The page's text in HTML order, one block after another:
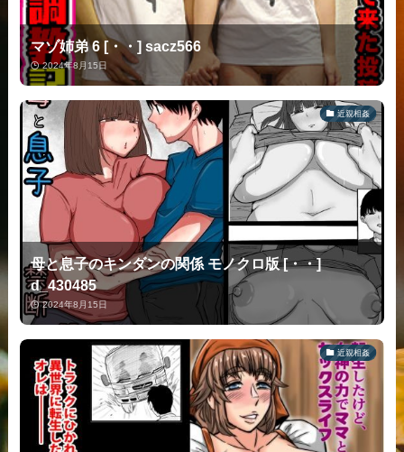
マゾ姉弟 6 [・・] sacz566
2024年8月15日
近親相姦
母と息子のキンダンの関係 モノクロ版 [・・]
d_430485
2024年8月15日
近親相姦